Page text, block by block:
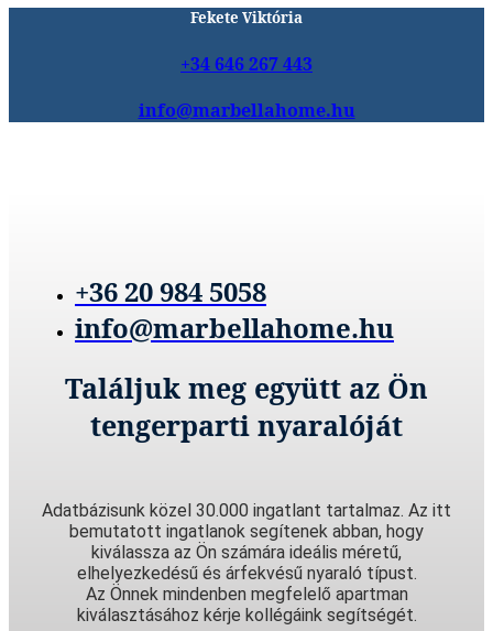
Fekete Viktória
+34 646 267 443
info@marbellahome.hu
+36 20 984 5058
info@marbellahome.hu
Találjuk meg együtt az Ön
tengerparti nyaralóját
Adatbázisunk közel 30.000 ingatlant tartalmaz. Az itt
bemutatott ingatlanok segítenek abban, hogy
kiválassza az Ön számára ideális méretű,
elhelyezkedésű és árfekvésű nyaraló típust.
Az Önnek mindenben megfelelő apartman
kiválasztásához kérje kollégáink segítségét.